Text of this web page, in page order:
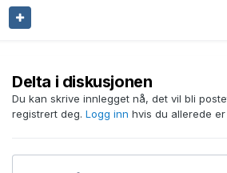
Delta i diskusjonen
Du kan skrive innlegget nå, det vil bli
registrert deg. Logg inn hvis du allerede